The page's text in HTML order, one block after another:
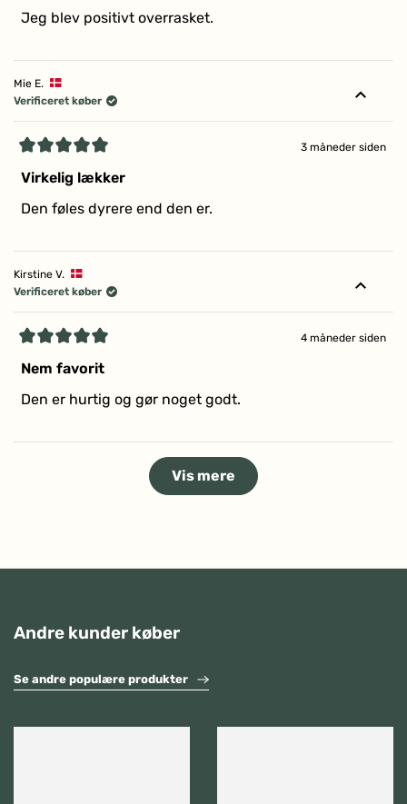
af
5
Jeg blev positivt overrasket.
Mie E.
Verificeret køber
5
af
5
3 måneder siden
Virkelig lækker
Den føles dyrere end den er.
Kirstine V.
Verificeret køber
5
af
5
4 måneder siden
Nem favorit
Den er hurtig og gør noget godt.
Indlæser...
Vis mere
Andre kunder køber
Se andre populære produkter